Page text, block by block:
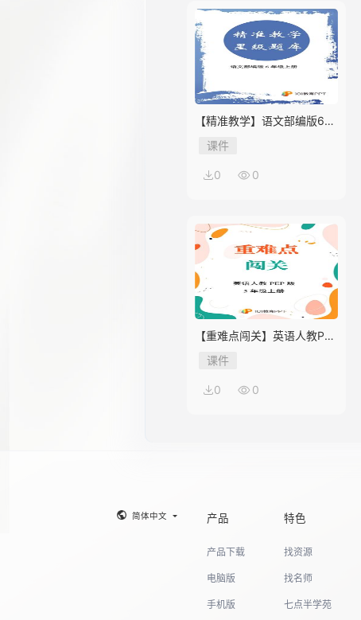
【精准教学】语文部编版6年
级上册第2单元★★★★题库
课件
0 0
【重难点闯关】英语人教PEP
版5年级上册Unit 2
课件
0 0
简体中文 产品
产品下载
电脑版
手机版
特色
找资源
找名师
七点半学苑